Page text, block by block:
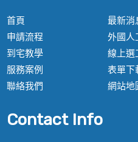
首頁
最新消
申請流程
外國人
到宅教學
線上選
服務案例
表單下
聯絡我們
網站地
Contact Info